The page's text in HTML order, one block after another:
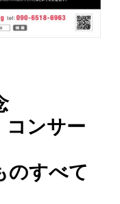
コンサー
のすべて